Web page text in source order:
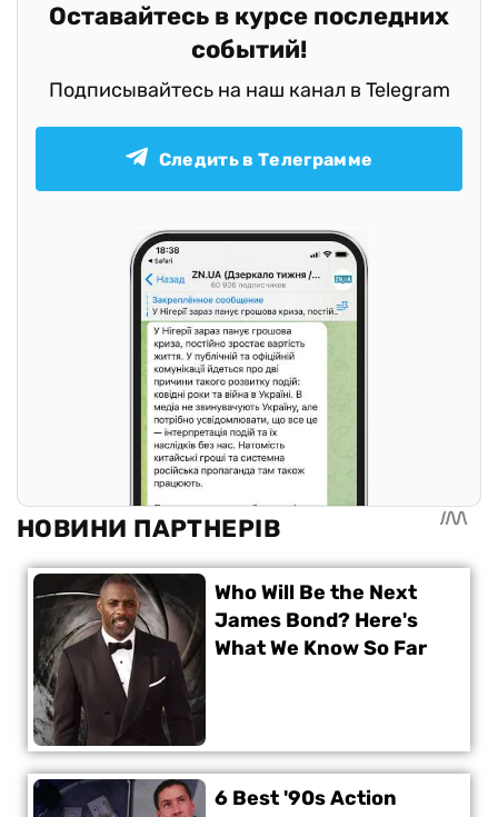
Оставайтесь в курсе последних
событий!
Подписывайтесь на наш канал в Telegram
Следить в Телеграмме